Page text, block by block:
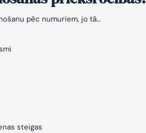
pēc numuriem, jo tā…
steigas